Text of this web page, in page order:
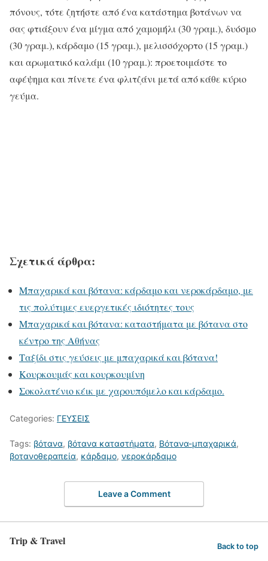
πόνους, τότε ζητήστε από ένα κατάστημα βοτάνων να
σας φτιάξουν ένα μίγμα από χαμομήλι (30 γραμ.), δυόσμο
(30 γραμ.), κάρδαμο (15 γραμ.), μελισσόχορτο (15 γραμ.)
και αρωματικό καλάμι (10 γραμ.): προετοιμάστε το
αφέψημα και πίνετε ένα φλιτζάνι μετά από κάθε κύριο
γεύμα.
Σχετικά άρθρα:
Mπαχαρικά και βότανα: κάρδαμο και νεροκάρδαμο, με
τις πολύτιμες ευεργετικές ιδιότητες τους
Μπαχαρικά και βότανα: καταστήματα με βότανα στο
κέντρο της Αθήνας
Ταξίδι στις γεύσεις με μπαχαρικά και βότανα!
Κουρκουμάς και κουρκουμίνη
Σοκολατένιο κέικ με χαρουπόμελο και κάρδαμο.
Categories: ΓΕΥΣΕΙΣ
Tags: βότανα, βότανα καταστήματα, Βότανα-μπαχαρικά,
βοτανοθεραπεία, κάρδαμο, νεροκάρδαμο
Leave a Comment
Trip & Travel Back to top